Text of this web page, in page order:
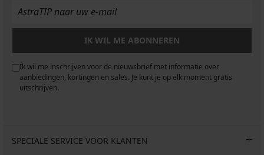
IK WIL ME ABONNEREN
Ik wil me inschrijven voor de nieuwsbrief met informatie over
aanbiedingen, kortingen en sales. Je kunt je op elk moment gratis
uitschrijven.
SPECIALE SERVICE VOOR KLANTEN